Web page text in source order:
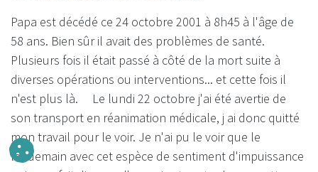
Papa est décédé ce 24 octobre 2001 à 8h45 à l'âge de
58 ans. Bien sûr il avait des problèmes de santé.
Plusieurs fois il était passé à côté de la mort suite à
diverses opérations ou interventions... et cette fois il
n'est plus là. Le lundi 22 octobre j'ai été avertie de
son transport en réanimation médicale, j ai donc quitté
mon travail pour le voir. Je n'ai pu le voir que le
lendemain avec cet espèce de sentiment d'impuissance